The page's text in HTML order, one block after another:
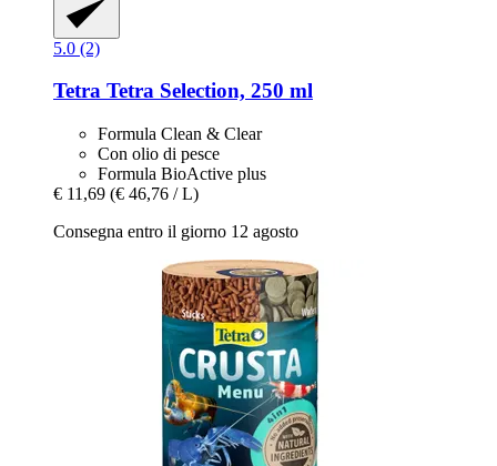
5.0 (2)
Tetra Tetra Selection, 250 ml
Formula Clean & Clear
Con olio di pesce
Formula BioActive plus
€ 11,69 (€ 46,76 / L)
Consegna entro il giorno 12 agosto